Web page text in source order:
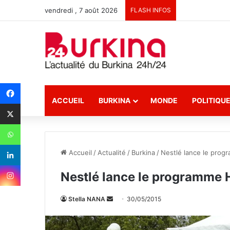
vendredi , 7 août 2026 FLASH INFOS
ACCUEIL BURKINA MONDE POLITIQUE
Accueil / Actualité / Burkina / Nestlé lance le
Nestlé lance le programme
Stella NANA
v
30/05/2015